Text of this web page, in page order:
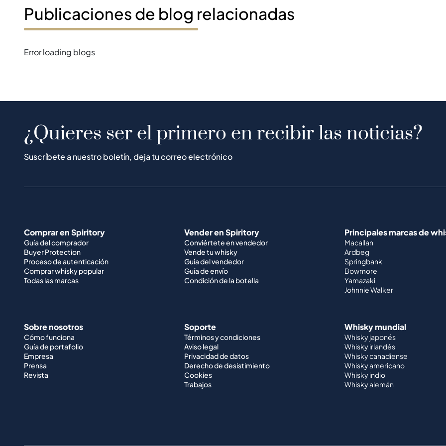
Publicaciones de blog relacionadas
Error loading blogs
¿Quieres ser el primero en recibir las noticias?
Suscríbete a nuestro boletín, deja tu correo electrónico
Comprar en Spiritory
Guía del comprador
Buyer Protection
Proceso de autenticación
Comprar whisky popular
Todas las marcas
Vender en Spiritory
Conviértete en vendedor
Vende tu whisky
Guía del vendedor
Guía de envío
Condición de la botella
Principales marcas de
Macallan
Ardbeg
Springbank
Bowmore
Yamazaki
Johnnie Walker
Sobre nosotros
Cómo funciona
Guía de portafolio
Empresa
Prensa
Revista
Soporte
Términos y condiciones
Aviso legal
Privacidad de datos
Derecho de desistimiento
Cookies
Trabajos
Whisky mundial
Whisky japonés
Whisky irlandés
Whisky canadiense
Whisky americano
Whisky indio
Whisky alemán